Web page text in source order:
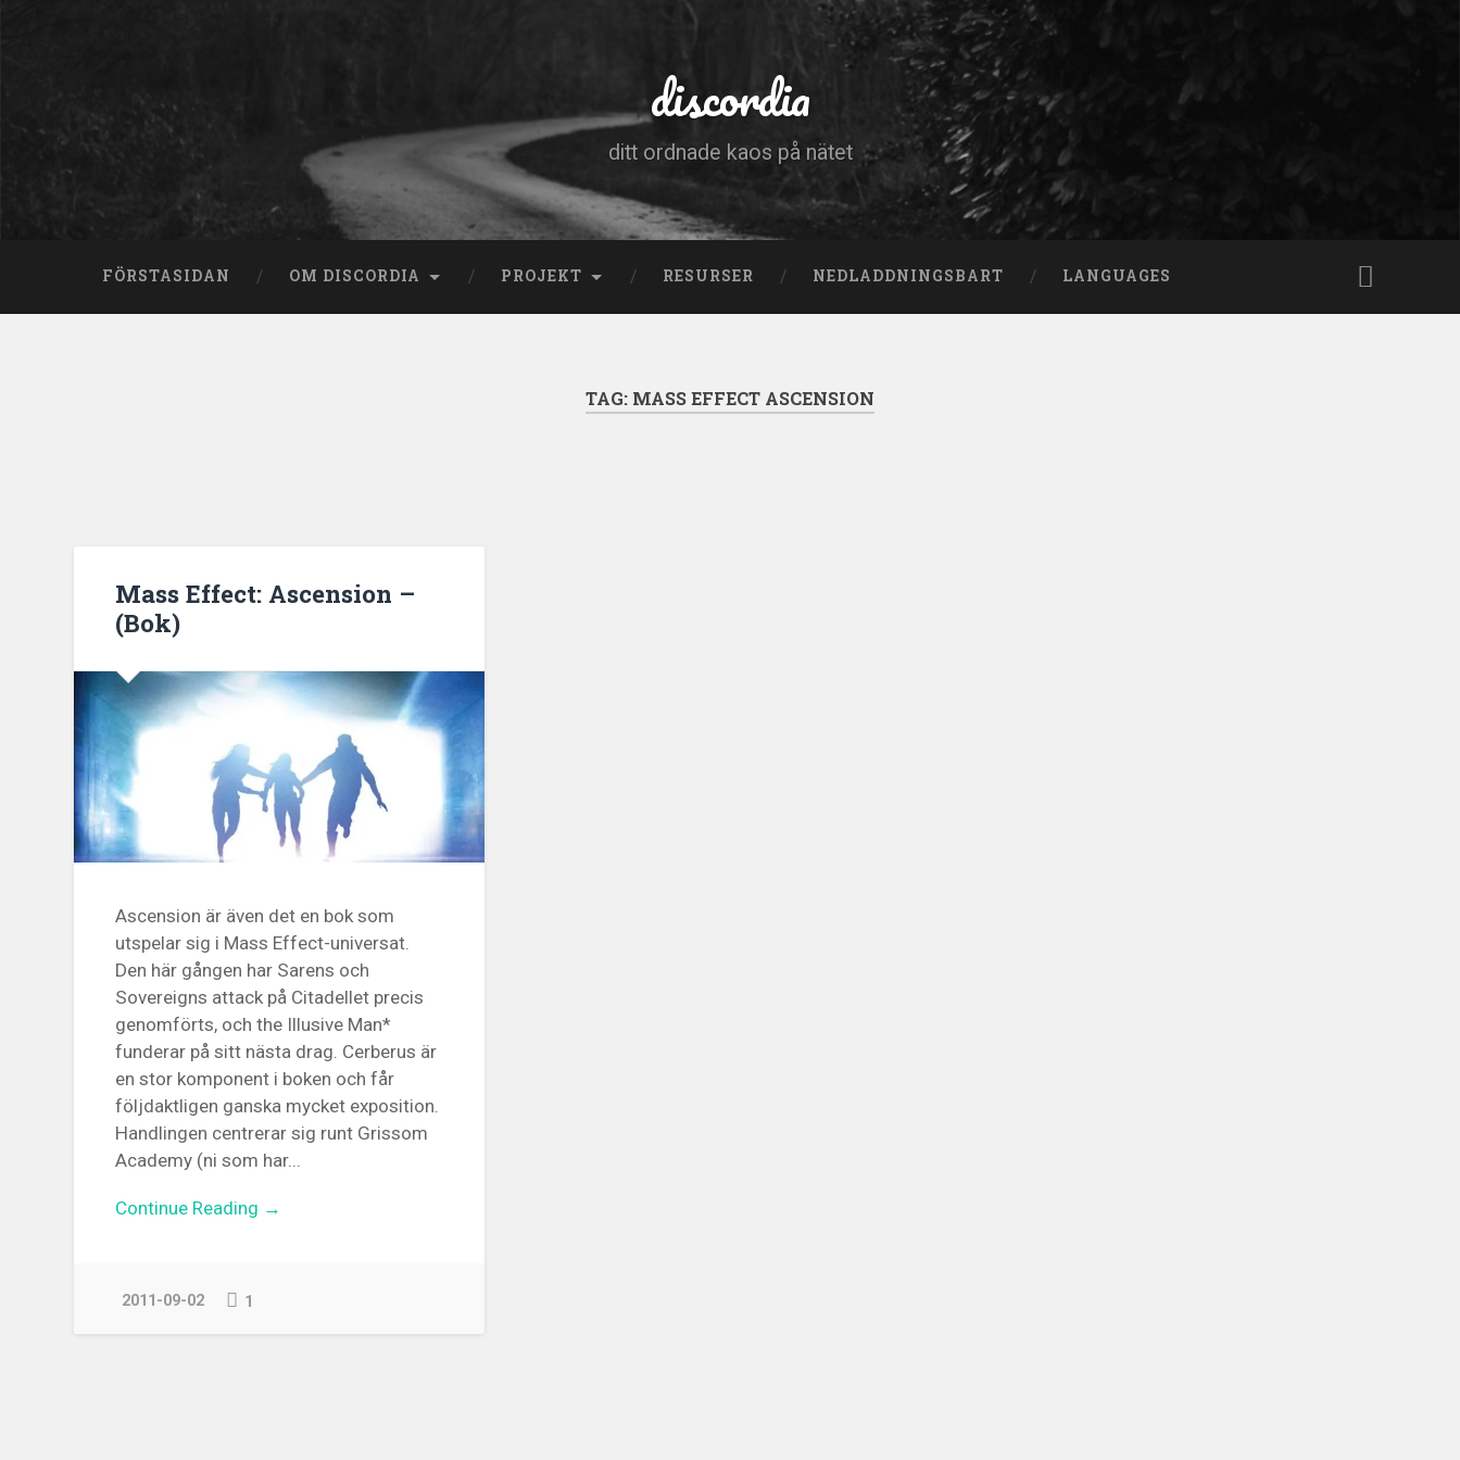
discordia
ditt ordnade kaos på nätet
FÖRSTASIDAN OM DISCORDIA PROJEKT RESURSER NEDLADDNINGSBART LANGUAGES
TAG: MASS EFFECT ASCENSION
Mass Effect: Ascension –
(Bok)
Ascension är även det en bok som
utspelar sig i Mass Effect-universat.
Den här gången har Sarens och
Sovereigns attack på Citadellet precis
genomförts, och the Illusive Man*
funderar på sitt nästa drag. Cerberus är
en stor komponent i boken och får
följdaktligen ganska mycket exposition.
Handlingen centrerar sig runt Grissom
Academy (ni som har...
Continue Reading →
2011-09-02 1